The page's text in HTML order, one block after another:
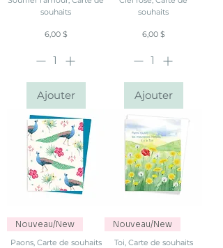
souhaits
Prix
6,00 $
Ajouter
souhaits
Prix
6,00 $
Ajouter
Nouveau/New
Paons, Carte de souhaits
Nouveau/New
Toi, Carte de souhaits